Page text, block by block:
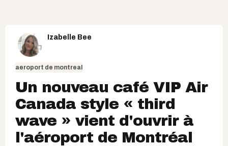
Izabelle Bee
aeroport de montreal
Un nouveau café VIP Air
Canada style « third
wave » vient d'ouvrir à
l'aéroport de Montréal